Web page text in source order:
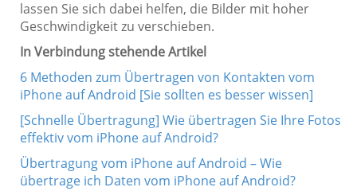
lassen Sie sich dabei helfen, die Bilder mit hoher
Geschwindigkeit zu verschieben.
In Verbindung stehende Artikel
6 Methoden zum Übertragen von Kontakten vom
iPhone auf Android [Sie sollten es besser wissen]
[Schnelle Übertragung] Wie übertragen Sie Ihre Fotos
effektiv vom iPhone auf Android?
Übertragung vom iPhone auf Android – Wie
übertrage ich Daten vom iPhone auf Android?